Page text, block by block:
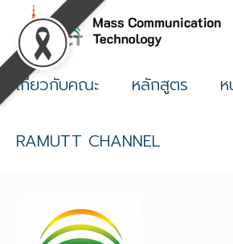
เกี่ยวกับคณะ หลักสูตร
RAMUTT CHANNEL